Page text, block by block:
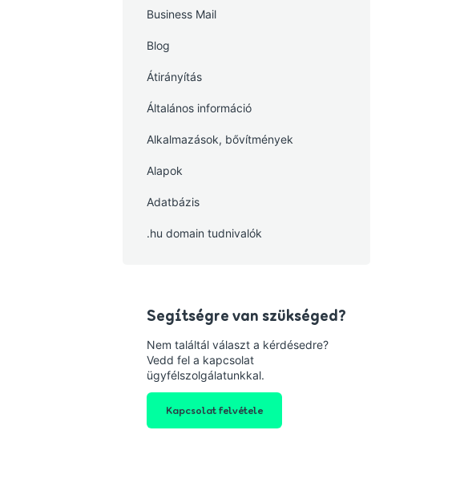
Business Mail
Blog
Átirányítás
Általános információ
Alkalmazások, bővítmények
Alapok
Adatbázis
.hu domain tudnivalók
Segítségre van szükséged?
Nem találtál választ a kérdésedre?
Vedd fel a kapcsolat
ügyfélszolgálatunkkal.
Kapcsolat felvétele